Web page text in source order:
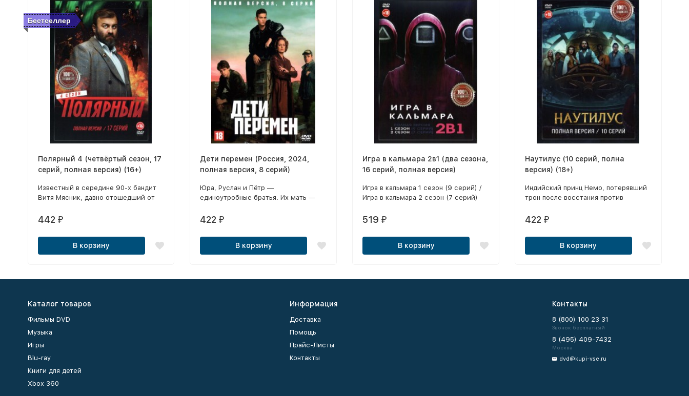
Бестселлер
Полярный 4 (четвёртый сезон, 17
серий, полная версия) (16+)
Известный в середине 90-х бандит
Витя Мясник, давно отошедший от
просьбе бывшего подельника
офшорном банковском счёте
воровской общак.
442 ₽
В корзину
Дети перемен (Россия, 2024,
полная версия, 8 серий)
Юра, Руслан и Пётр —
единоутробные братья. Их мать —
объединяет непохожих друг на друга
кажется, что брат готов отдать
жизнь за брата.
422₽
В корзину
Игра в кальмара 2в1 (два сезона,
16 серий, полная версия)
Игра в кальмара 1 сезон (9 серий) /
Игра в кальмара 2 сезон (7 серий)
519 ₽
В корзину
Наутилус (10 серий, полна
версия) (18+)
Индийский принц Немо, потерявший
трон после восстания против
подводной лодки «Наутилус» и
которые отняли у него все.
422 ₽
В корзину
Каталог товаров
Фильмы DVD
Музыка
Игры
Blu-ray
Книги для детей
Xbox 360
Информация
Доставка
Помощь
Прайс-Листы
Контакты
Контакты
8 (800) 100 23 31
Звонок бесплатный
8 (495) 409-7432
Москва
dvd@kupi-vse.ru